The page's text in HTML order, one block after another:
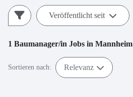
Veröffentlicht seit
1 Baumanager/in Jobs in Mannheim
Sortieren nach: Relevanz